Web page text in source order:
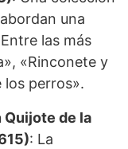
una
las más
«Rinconete y
los perros».
Quijote de la
: La